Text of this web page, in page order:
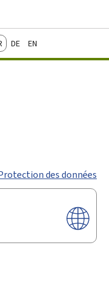
DeutschEnglish
des données